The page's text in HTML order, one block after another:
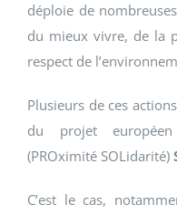
déploie de
du mieux vivre, de la
respect de
Plusieurs de ces
du projet européen
(PROximité SOLidarité)
C’est le cas,